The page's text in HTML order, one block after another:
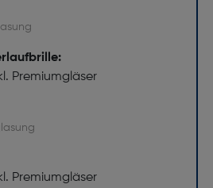
Premiumgläser
Premiumgläser